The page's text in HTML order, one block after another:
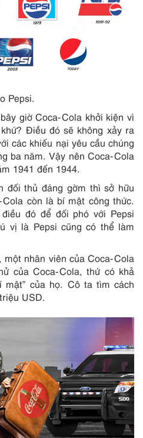
Pepsi.
giờ Coca-Cola khởi kiện vì
Điều đó sẽ không xảy ra
các khiếu nại yêu cầu chúng
ba năm. Vậy nên Coca-Cola
1941 đến 1944.
đối thủ đáng gờm thì sở hữu
còn là bí mật công thức.
đó để đối phó với Pepsi
vị là Pepsi cũng có thể làm
nhân viên của Coca-Cola
của Coca-Cola, thứ có khả
mật” của họ. Cô ta tìm cách
USD.